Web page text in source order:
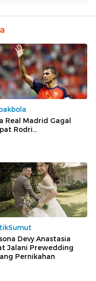
Real Madrid Gagal
Rodri...
Devy Anastasia
Jalani Prewedding
Pernikahan